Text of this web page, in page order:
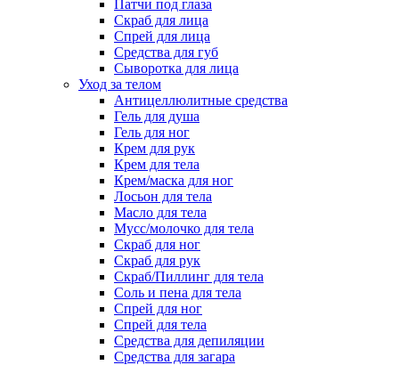
Патчи под глаза
Скраб для лица
Спрей для лица
Средства для губ
Сыворотка для лица
Уход за телом
Антицеллюлитные средства
Гель для душа
Гель для ног
Крем для рук
Крем для тела
Крем/маска для ног
Лосьон для тела
Масло для тела
Мусс/молочко для тела
Скраб для ног
Скраб для рук
Скраб/Пиллинг для тела
Соль и пена для тела
Спрей для ног
Спрей для тела
Средства для депиляции
Средства для загара